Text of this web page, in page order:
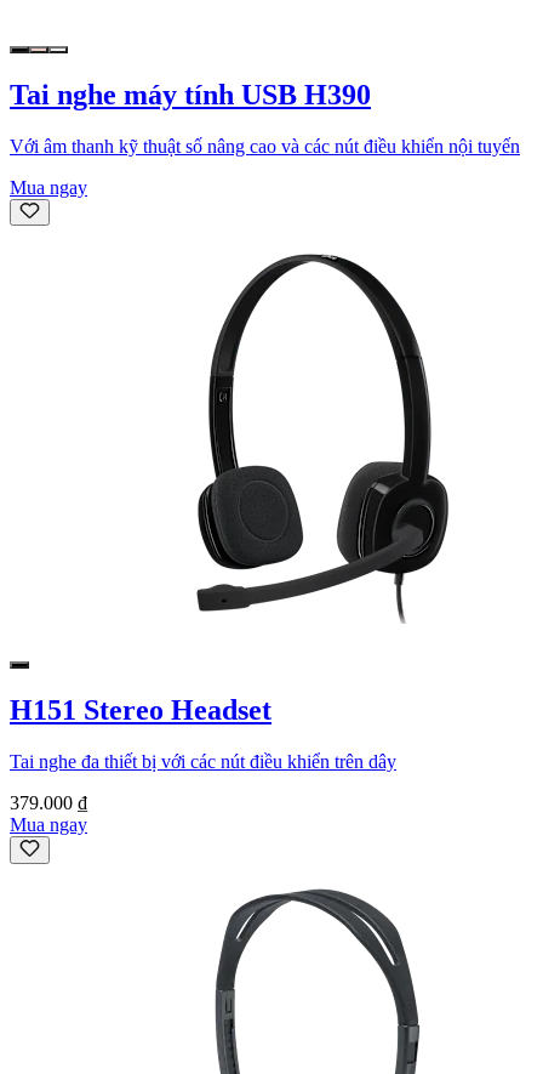
Tai nghe máy tính USB H390
Với âm thanh kỹ thuật số nâng cao và các nút điều khiển nội tuyến
Mua ngay
H151 Stereo Headset
Tai nghe đa thiết bị với các nút điều khiển trên dây
379.000 ₫
Mua ngay